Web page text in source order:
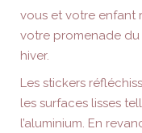
vous et votre enfant
votre promenade du
hiver.
Les stickers
les surfaces lisses
l’aluminium. En